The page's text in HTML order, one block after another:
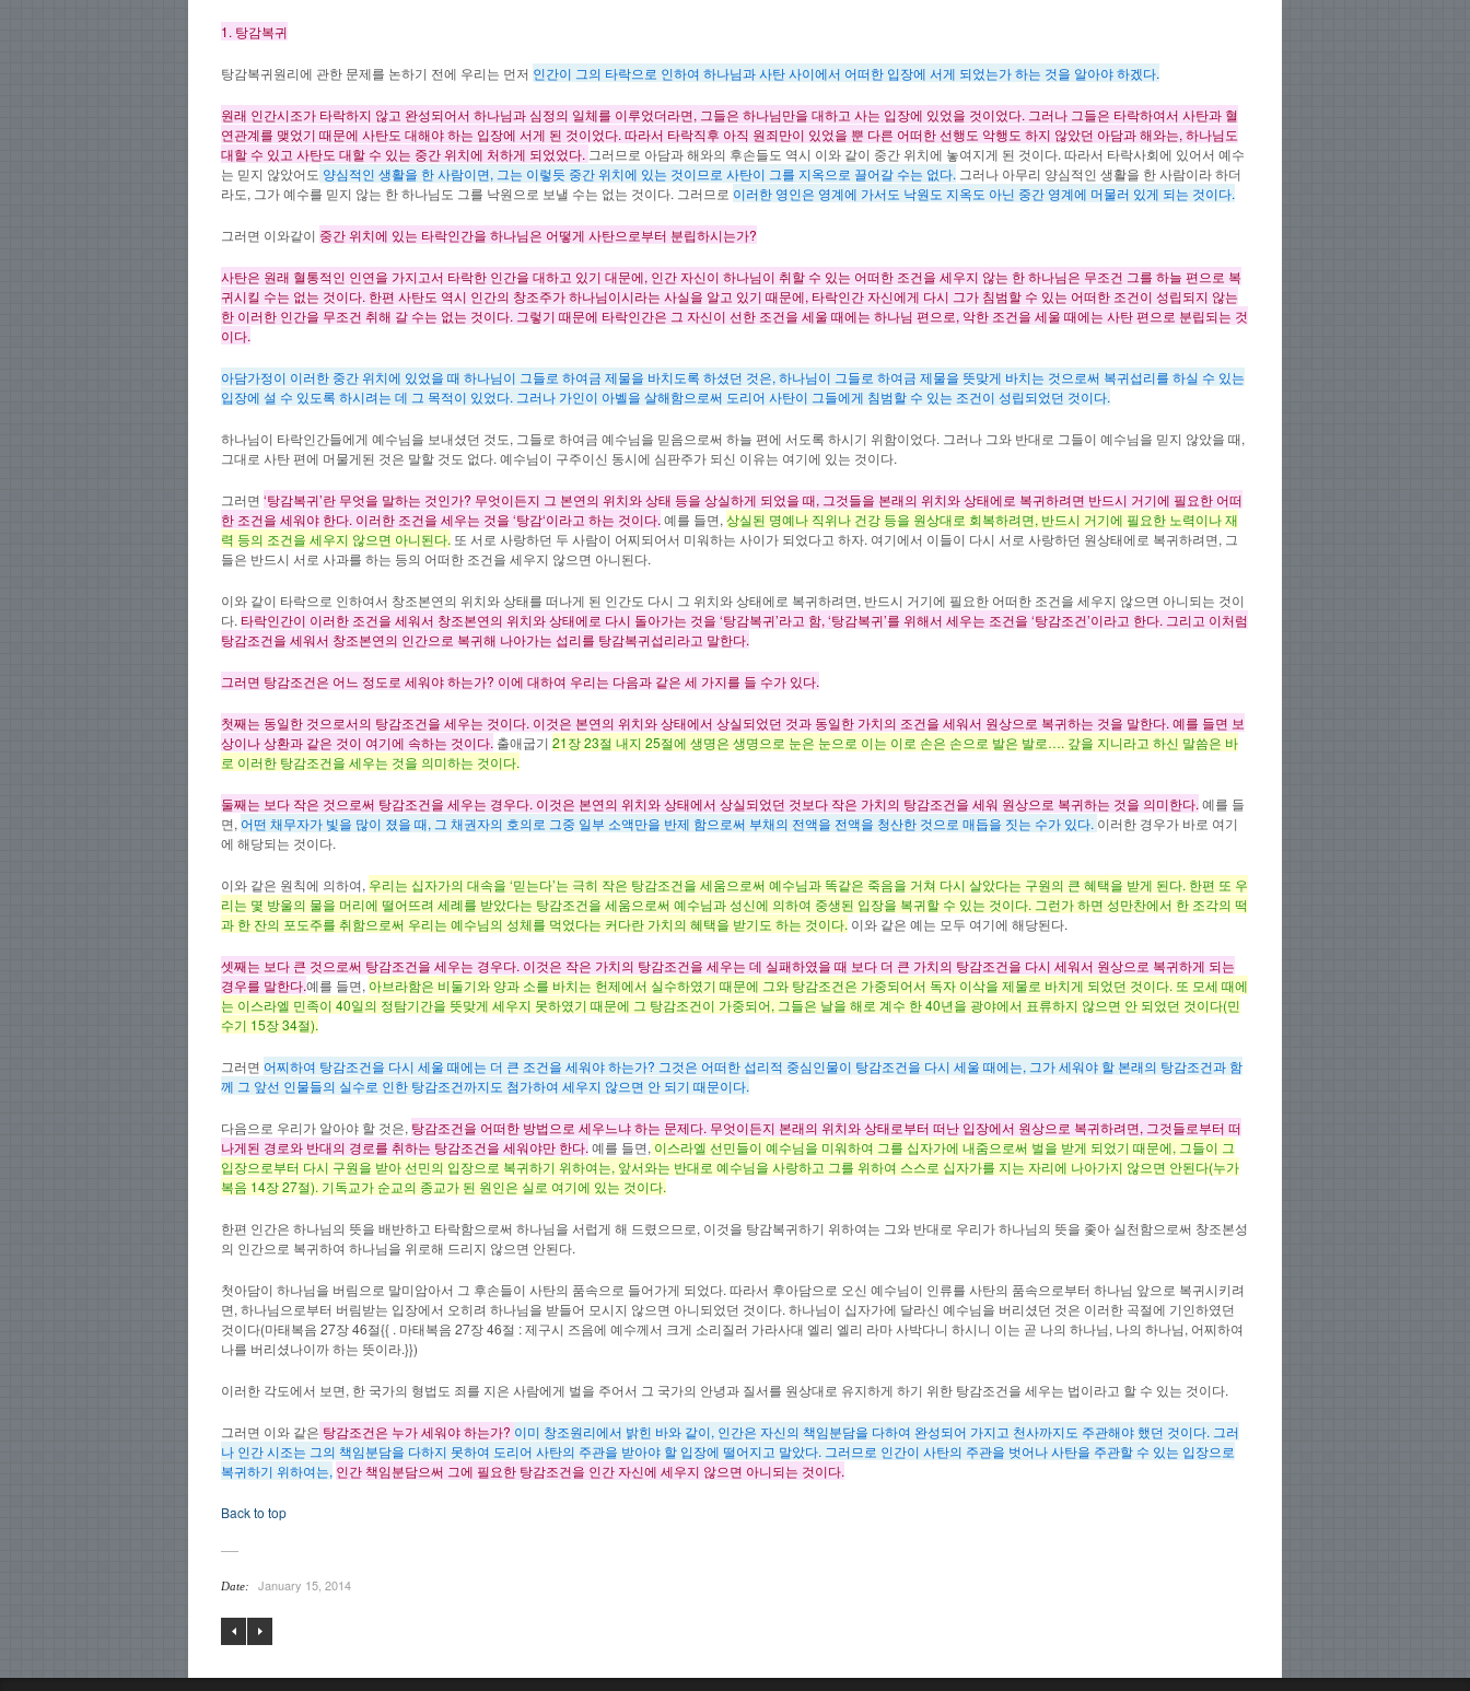
1. 탕감복귀
탕감복귀원리에 관한 문제를 논하기 전에 우리는 먼저 인간이 그의 타락으로 인하여 하나님과 사탄 사이에서 어떠한 입장에 서게 되었는가 하는 것을 알아야 하겠다.
원래 인간시조가 타락하지 않고 완성되어서 하나님과 심정의 일체를 이루었더라면, 그들은 하나님만을 대하고 사는 입장에 있었을 것이었다. 그러나 그들은 타락하여서 사탄과 혈
연관계를 맺었기 때문에 사탄도 대해야 하는 입장에 서게 된 것이었다. 따라서 타락직후 아직 원죄만이 있었을 뿐 다른 어떠한 선행도 악행도 하지 않았던 아담과 해와는, 하나님도
대할 수 있고 사탄도 대할 수 있는 중간 위치에 처하게 되었었다. 그러므로 아담과 해와의 후손들도 역시 이와 같이 중간 위치에 놓여지게 된 것이다. 따라서 타락사회에 있어서 예수
는 믿지 않았어도 양심적인 생활을 한 사람이면, 그는 이렇듯 중간 위치에 있는 것이므로 사탄이 그를 지옥으로 끌어갈 수는 없다. 그러나 아무리 양심적인 생활을 한 사람이라 하더
라도, 그가 예수를 믿지 않는 한 하나님도 그를 낙원으로 보낼 수는 없는 것이다. 그러므로 이러한 영인은 영계에 가서도 낙원도 지옥도 아닌 중간 영계에 머물러 있게 되는 것이다.
그러면 이와같이 중간 위치에 있는 타락인간을 하나님은 어떻게 사탄으로부터 분립하시는가?
사탄은 원래 혈통적인 인연을 가지고서 타락한 인간을 대하고 있기 대문에, 인간 자신이 하나님이 취할 수 있는 어떠한 조건을 세우지 않는 한 하나님은 무조건 그를 하늘 편으로 복
귀시킬 수는 없는 것이다. 한편 사탄도 역시 인간의 창조주가 하나님이시라는 사실을 알고 있기 때문에, 타락인간 자신에게 다시 그가 침범할 수 있는 어떠한 조건이 성립되지 않는
한 이러한 인간을 무조건 취해 갈 수는 없는 것이다. 그렇기 때문에 타락인간은 그 자신이 선한 조건을 세울 때에는 하나님 편으로, 악한 조건을 세울 때에는 사탄 편으로 분립되는 것
이다.
아담가정이 이러한 중간 위치에 있었을 때 하나님이 그들로 하여금 제물을 바치도록 하셨던 것은, 하나님이 그들로 하여금 제물을 뜻맞게 바치는 것으로써 복귀섭리를 하실 수 있는
입장에 설 수 있도록 하시려는 데 그 목적이 있었다. 그러나 가인이 아벨을 살해함으로써 도리어 사탄이 그들에게 침범할 수 있는 조건이 성립되었던 것이다.
하나님이 타락인간들에게 예수님을 보내셨던 것도, 그들로 하여금 예수님을 믿음으로써 하늘 편에 서도록 하시기 위함이었다. 그러나 그와 반대로 그들이 예수님을 믿지 않았을 때,
그대로 사탄 편에 머물게된 것은 말할 것도 없다. 예수님이 구주이신 동시에 심판주가 되신 이유는 여기에 있는 것이다.
그러면 ‘탕감복귀’란 무엇을 말하는 것인가? 무엇이든지 그 본연의 위치와 상태 등을 상실하게 되었을 때, 그것들을 본래의 위치와 상태에로 복귀하려면 반드시 거기에 필요한 어떠
한 조건을 세워야 한다. 이러한 조건을 세우는 것을 ‘탕감‘이라고 하는 것이다. 예를 들면, 상실된 명예나 직위나 건강 등을 원상대로 회복하려면, 반드시 거기에 필요한 노력이나 재
력 등의 조건을 세우지 않으면 아니된다. 또 서로 사랑하던 두 사람이 어찌되어서 미워하는 사이가 되었다고 하자. 여기에서 이들이 다시 서로 사랑하던 원상태에로 복귀하려면, 그
들은 반드시 서로 사과를 하는 등의 어떠한 조건을 세우지 않으면 아니된다.
이와 같이 타락으로 인하여서 창조본연의 위치와 상태를 떠나게 된 인간도 다시 그 위치와 상태에로 복귀하려면, 반드시 거기에 필요한 어떠한 조건을 세우지 않으면 아니되는 것이
다. 타락인간이 이러한 조건을 세워서 창조본연의 위치와 상태에로 다시 돌아가는 것을 ‘탕감복귀’라고 함, ‘탕감복귀’를 위해서 세우는 조건을 ‘탕감조건’이라고 한다. 그리고 이처럼
탕감조건을 세워서 창조본연의 인간으로 복귀해 나아가는 섭리를 탕감복귀섭리라고 말한다.
그러면 탕감조건은 어느 정도로 세워야 하는가? 이에 대하여 우리는 다음과 같은 세 가지를 들 수가 있다.
첫째는 동일한 것으로서의 탕감조건을 세우는 것이다. 이것은 본연의 위치와 상태에서 상실되었던 것과 동일한 가치의 조건을 세워서 원상으로 복귀하는 것을 말한다. 예를 들면 보
상이나 상환과 같은 것이 여기에 속하는 것이다. 출애굽기 21장 23절 내지 25절에 생명은 생명으로 눈은 눈으로 이는 이로 손은 손으로 발은 발로…. 갚을 지니라고 하신 말씀은 바
로 이러한 탕감조건을 세우는 것을 의미하는 것이다.
둘째는 보다 작은 것으로써 탕감조건을 세우는 경우다. 이것은 본연의 위치와 상태에서 상실되었던 것보다 작은 가치의 탕감조건을 세워 원상으로 복귀하는 것을 의미한다. 예를 들
면, 어떤 채무자가 빛을 많이 졌을 때, 그 채권자의 호의로 그중 일부 소액만을 반제 함으로써 부채의 전액을 전액을 청산한 것으로 매듭을 짓는 수가 있다. 이러한 경우가 바로 여기
에 해당되는 것이다.
이와 같은 원칙에 의하여, 우리는 십자가의 대속을 ‘믿는다’는 극히 작은 탕감조건을 세움으로써 예수님과 똑같은 죽음을 거쳐 다시 살았다는 구원의 큰 혜택을 받게 된다. 한편 또 우
리는 몇 방울의 물을 머리에 떨어뜨려 세례를 받았다는 탕감조건을 세움으로써 예수님과 성신에 의하여 중생된 입장을 복귀할 수 있는 것이다. 그런가 하면 성만찬에서 한 조각의 떡
과 한 잔의 포도주를 취함으로써 우리는 예수님의 성체를 먹었다는 커다란 가치의 혜택을 받기도 하는 것이다. 이와 같은 예는 모두 여기에 해당된다.
셋째는 보다 큰 것으로써 탕감조건을 세우는 경우다. 이것은 작은 가치의 탕감조건을 세우는 데 실패하였을 때 보다 더 큰 가치의 탕감조건을 다시 세워서 원상으로 복귀하게 되는
경우를 말한다.예를 들면, 아브라함은 비둘기와 양과 소를 바치는 헌제에서 실수하였기 때문에 그와 탕감조건은 가중되어서 독자 이삭을 제물로 바치게 되었던 것이다. 또 모세 때에
는 이스라엘 민족이 40일의 정탐기간을 뜻맞게 세우지 못하였기 때문에 그 탕감조건이 가중되어, 그들은 날을 해로 계수 한 40년을 광야에서 표류하지 않으면 안 되었던 것이다(민
수기 15장 34절).
그러면 어찌하여 탕감조건을 다시 세울 때에는 더 큰 조건을 세워야 하는가? 그것은 어떠한 섭리적 중심인물이 탕감조건을 다시 세울 때에는, 그가 세워야 할 본래의 탕감조건과 함
께 그 앞선 인물들의 실수로 인한 탕감조건까지도 첨가하여 세우지 않으면 안 되기 때문이다.
다음으로 우리가 알아야 할 것은, 탕감조건을 어떠한 방법으로 세우느냐 하는 문제다. 무엇이든지 본래의 위치와 상태로부터 떠난 입장에서 원상으로 복귀하려면, 그것들로부터 떠
나게된 경로와 반대의 경로를 취하는 탕감조건을 세워야만 한다. 예를 들면, 이스라엘 선민들이 예수님을 미워하여 그를 십자가에 내줌으로써 벌을 받게 되었기 때문에, 그들이 그
입장으로부터 다시 구원을 받아 선민의 입장으로 복귀하기 위하여는, 앞서와는 반대로 예수님을 사랑하고 그를 위하여 스스로 십자가를 지는 자리에 나아가지 않으면 안된다(누가
복음 14장 27절). 기독교가 순교의 종교가 된 원인은 실로 여기에 있는 것이다.
한편 인간은 하나님의 뜻을 배반하고 타락함으로써 하나님을 서럽게 해 드렸으므로, 이것을 탕감복귀하기 위하여는 그와 반대로 우리가 하나님의 뜻을 좇아 실천함으로써 창조본성
의 인간으로 복귀하여 하나님을 위로해 드리지 않으면 안된다.
첫아담이 하나님을 버림으로 말미암아서 그 후손들이 사탄의 품속으로 들어가게 되었다. 따라서 후아담으로 오신 예수님이 인류를 사탄의 품속으로부터 하나님 앞으로 복귀시키려
면, 하나님으로부터 버림받는 입장에서 오히려 하나님을 받들어 모시지 않으면 아니되었던 것이다. 하나님이 십자가에 달라신 예수님을 버리셨던 것은 이러한 곡절에 기인하였던
것이다(마태복음 27장 46절{{ . 마태복음 27장 46절 : 제구시 즈음에 예수께서 크게 소리질러 가라사대 엘리 엘리 라마 사박다니 하시니 이는 곧 나의 하나님, 나의 하나님, 어찌하여
나를 버리셨나이까 하는 뜻이라.}})
이러한 각도에서 보면, 한 국가의 형법도 죄를 지은 사람에게 벌을 주어서 그 국가의 안녕과 질서를 원상대로 유지하게 하기 위한 탕감조건을 세우는 법이라고 할 수 있는 것이다.
그러면 이와 같은 탕감조건은 누가 세워야하는가? 이미 창조원리에서 밝힌 바와 같이, 인간은 자신의 책임분담을 다하여 완성되어 가지고 천사까지도 주관해야 했던 것이다. 그러
나 인간 시조는 그의 책임분담을 다하지 못하여 도리어 사탄의 주관을 받아야 할 입장에 떨어지고 말았다. 그러므로 인간이 사탄의 주관을 벗어나 사탄을 주관할 수 있는 입장으로
복귀하기 위하여는, 인간 책임분담으써 그에 필요한 탕감조건을 인간 자신에 세우지 않으면 아니되는 것이다.
Back to top
Date: January 15, 2014